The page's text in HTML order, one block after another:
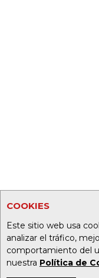
COOKIES
Este sitio web usa
analizar el tráfico,
comportamiento del
nuestra Política de